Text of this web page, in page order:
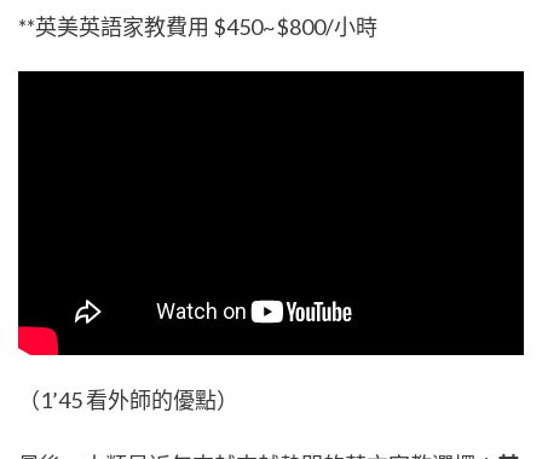
**英美英語家教費用 $450~$800/小時
（1’45 看外師的優點）